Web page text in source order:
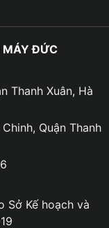
MÁY ĐỨC
Thanh Xuân, Hà
Quận Thanh
Sở Kế hoạch và